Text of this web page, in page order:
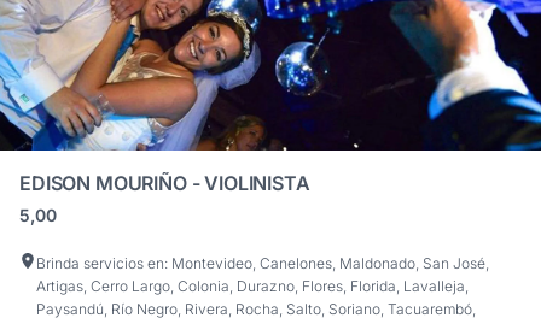
EDISON MOURIÑO - VIOLINISTA
5,00
Brinda servicios en: Montevideo, Canelones, Maldonado, San José,
Artigas, Cerro Largo, Colonia, Durazno, Flores, Florida, Lavalleja,
Paysandú, Río Negro, Rivera, Rocha, Salto, Soriano, Tacuarembó,